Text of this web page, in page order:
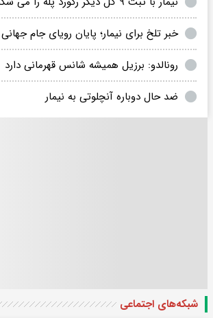
خبر تلخ برای نیمار؛ پایان رویای جام
رونالدو: برزیل همیشه شانس قهرمانی دارد
ضد حال دوباره آنچلوتی به نیمار
شبکه‌های اجتماعی